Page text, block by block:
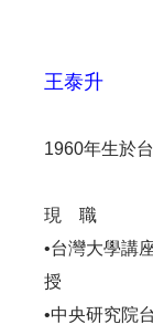
王泰升
1960年生於
現 職
•台灣大學講
授
•中央研究院